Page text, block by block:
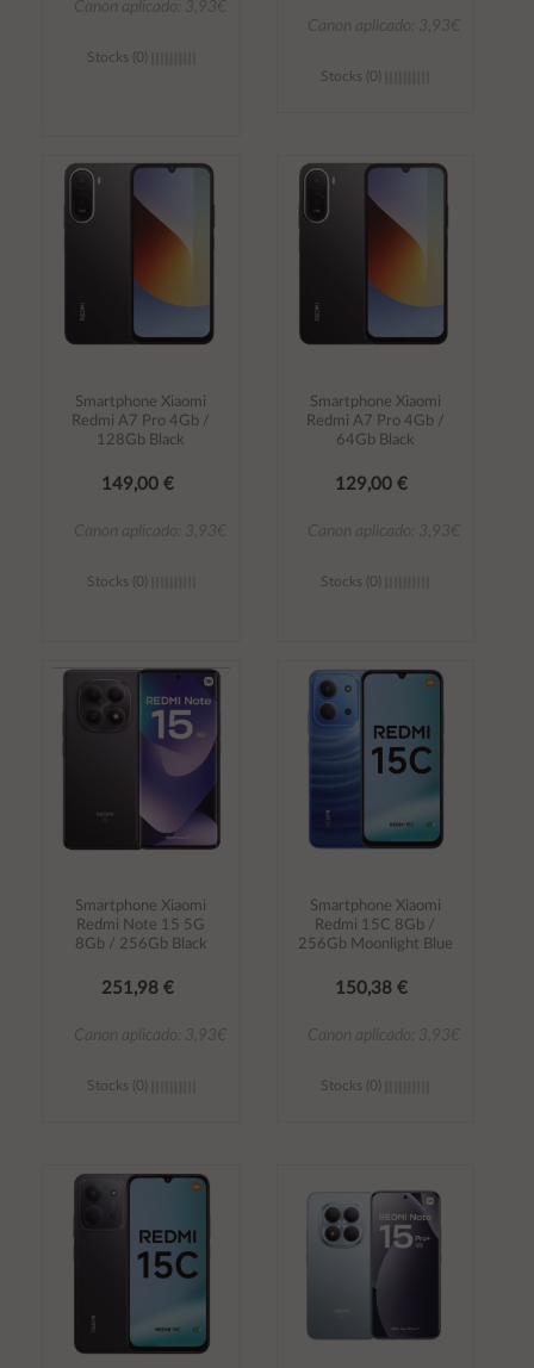
Canon aplicado: 3,93€
Stocks (0)
carrito
Canon aplicado: 3,93€
Stocks (0)
carrito
Smartphone Xiaomi
Redmi A7 Pro 4Gb /
128Gb Black
149,00 €
Canon aplicado: 3,93€
Stocks (0)
carrito
Smartphone Xiaomi
Redmi A7 Pro 4Gb /
64Gb Black
129,00 €
Canon aplicado: 3,93€
Stocks (0)
carrito
Smartphone Xiaomi
Redmi Note 15 5G
8Gb / 256Gb Black
251,98 €
Canon aplicado: 3,93€
Stocks (0)
carrito
Smartphone Xiaomi
Redmi 15C 8Gb /
256Gb Moonlight Blue
150,38 €
Canon aplicado: 3,93€
Stocks (0)
carrito